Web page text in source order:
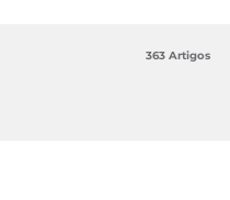
363 Artigos